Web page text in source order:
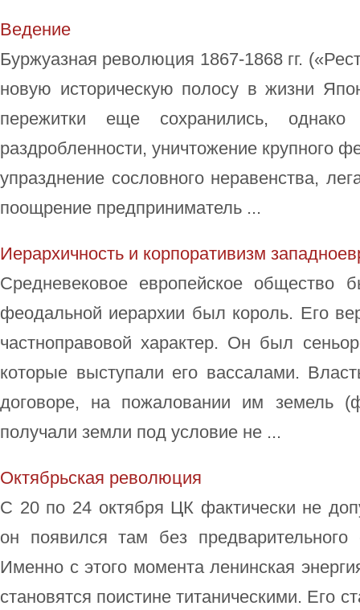
Ведение
Буржуазная революция 1867-1868 гг.
новую историческую полосу в жизни
пережитки еще сохранились, однако
раздробленности, уничтожение крупного
упразднение сословного неравенства,
поощрение предприниматель ...
Иерархичность и корпоративизм
Средневековое европейское общество
феодальной иерархии был король. Его
частноправовой характер. Он был
которые выступали его вассалами.
договоре, на пожаловании им земель
получали земли под условие не ...
Октябрьская революция
С 20 по 24 октября ЦК фактически не
он появился там без предварительного
Именно с этого момента ленинская
становятся поистине титаническими. Его